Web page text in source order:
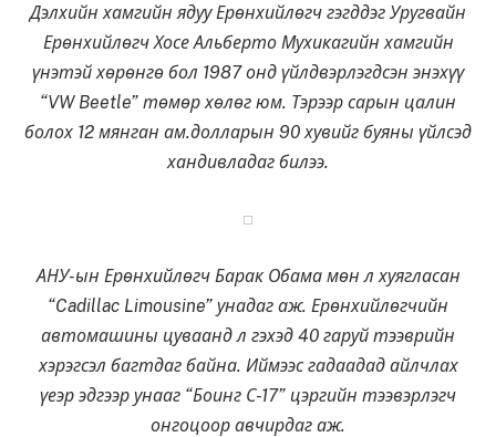
Дэлхийн хамгийн ядуу Ерөнхийлөгч гэгддэг Уругвайн
Ерөнхийлөгч Хосе Альберто Мухикагийн хамгийн
үнэтэй хөрөнгө бол 1987 онд үйлдвэрлэгдсэн энэхүү
“VW Beetle” төмөр хөлөг юм. Тэрээр сарын цалин
болох 12 мянган ам.долларын 90 хувийг буяны үйлсэд
хандивладаг билээ.
АНУ-ын Ерөнхийлөгч Барак Обама мөн л хуягласан
“Cadillac Limousine” унадаг аж. Ерөнхийлөгчийн
автомашины цуваанд л гэхэд 40 гаруй тээврийн
хэрэгсэл багтдаг байна. Иймээс гадаадад айлчлах
үеэр эдгээр унааг “Боинг С-17” цэргийн тээвэрлэгч
онгоцоор авчирдаг аж.